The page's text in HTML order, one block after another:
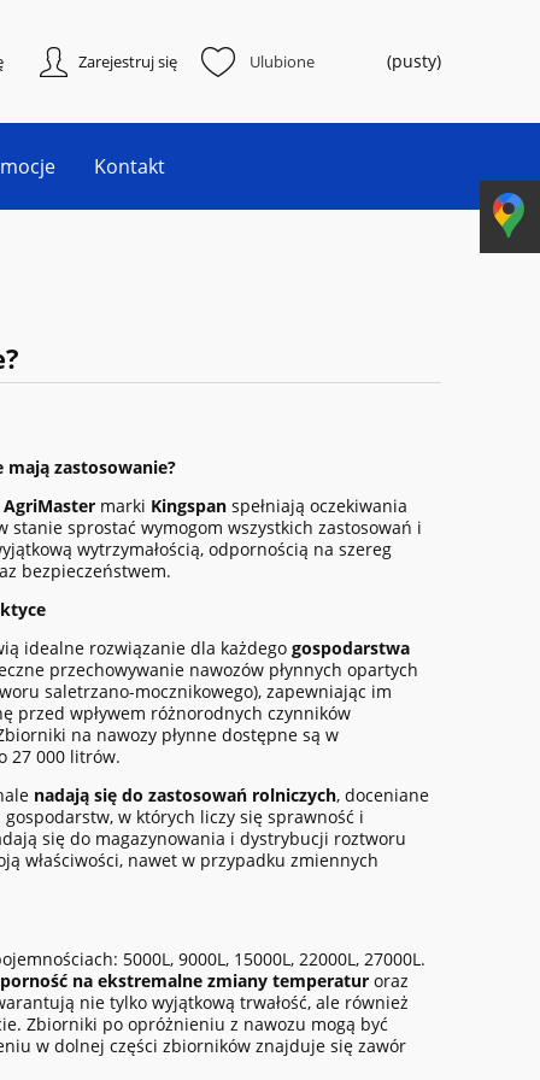
Zarejestruj się Ulubione (pusty)
Kontakt
zastosowanie?
AgriMaster marki Kingspan spełniają oczekiwania
stanie sprostać wymogom wszystkich zastosowań i
wytrzymałością, odpornością na szereg
bezpieczeństwem.
idealne rozwiązanie dla każdego gospodarstwa
przechowywanie nawozów płynnych opartych
saletrzano-mocznikowego), zapewniając im
przed wpływem różnorodnych czynników
na nawozy płynne dostępne są w
27 000 litrów.
nadają się do zastosowań rolniczych, doceniane
w których liczy się sprawność i
się do magazynowania i dystrybucji roztworu
właściwości, nawet w przypadku zmiennych
5000L, 9000L, 15000L, 22000L, 27000L.
na ekstremalne zmiany temperatur oraz
nie tylko wyjątkową trwałość, ale również
Zbiorniki po opróżnieniu z nawozu mogą być
w dolnej części zbiorników znajduje się zawór